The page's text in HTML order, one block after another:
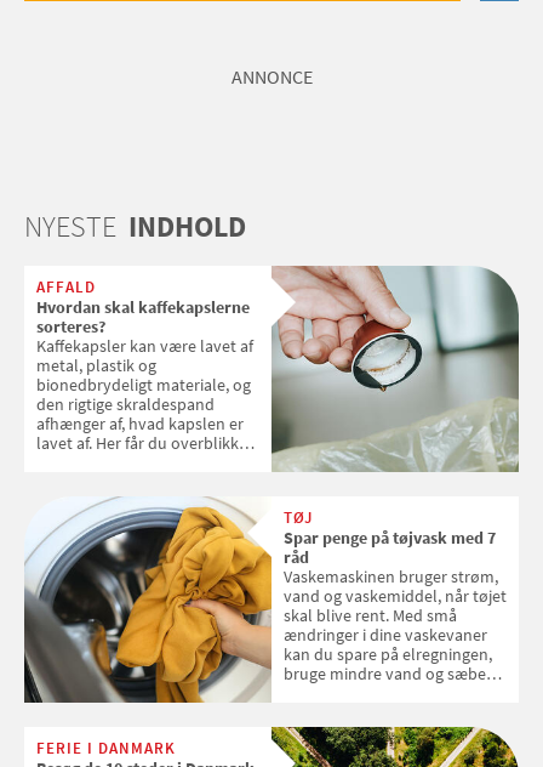
ANNONCE
NYESTE INDHOLD
AFFALD
Hvordan skal kaffekapslerne
sorteres?
Kaffekapsler kan være lavet af
metal, plastik og
bionedbrydeligt materiale, og
den rigtige skraldespand
afhænger af, hvad kapslen er
lavet af. Her får du overblikket
TØJ
Spar penge på tøjvask med 7
råd
Vaskemaskinen bruger strøm,
vand og vaskemiddel, når tøjet
skal blive rent. Med små
ændringer i dine vaskevaner
kan du spare på elregningen,
bruge mindre vand og sæbe
enkle råd til at spare penge på
tøjvasken
FERIE I DANMARK